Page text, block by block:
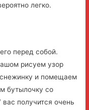
легко.
перед собой.
рисуем узор
и помещаем
бутылочку со
получится очень